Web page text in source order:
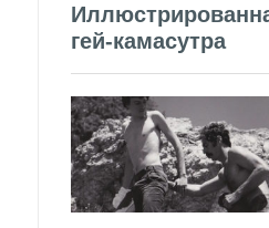
гей-камасутра